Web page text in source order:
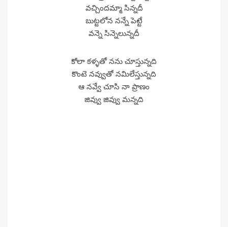
వచ్చిందమ్మా సిన్నదీ
బుట్టలోన నన్నే పెట్టే
వన్నె సిన్నెలున్నదీ
కోలా కళ్ళతో నను చూస్తున్నది
కొంటె నవ్వుతో నమిలేస్తున్నది
ఆ నవ్వే చూసి నా ప్రాణం
జివ్వు జివ్వు మన్నది